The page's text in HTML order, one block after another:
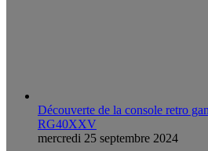
Découverte de la console retro
RG40XXV
mercredi 25 septembre 2024